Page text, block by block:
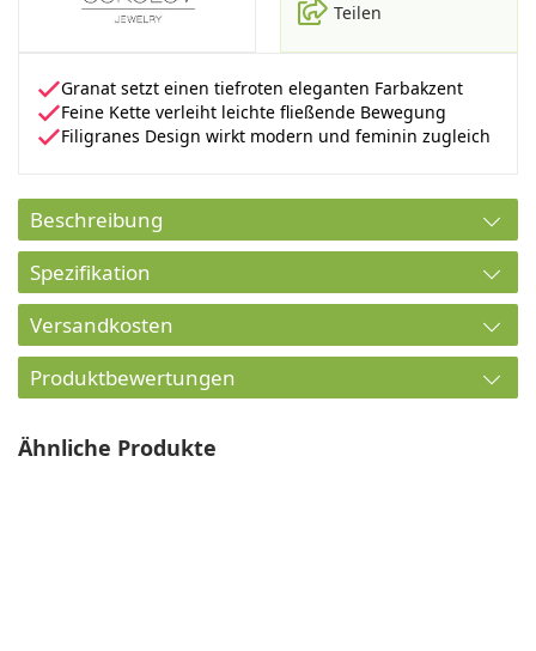
Teilen
Granat setzt einen tiefroten eleganten Farbakzent
Feine Kette verleiht leichte fließende Bewegung
Filigranes Design wirkt modern und feminin zugleich
Beschreibung
Spezifikation
Versandkosten
Produktbewertungen
Ähnliche Produkte